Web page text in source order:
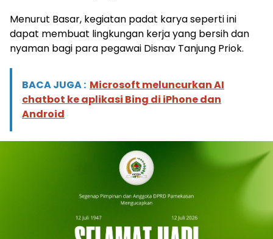
Menurut Basar, kegiatan padat karya seperti ini
dapat membuat lingkungan kerja yang bersih dan
nyaman bagi para pegawai Disnav Tanjung Priok.
BACA JUGA : Microsoft meluncurkan AI
chatbot ke aplikasi Bing di iPhone dan
Android